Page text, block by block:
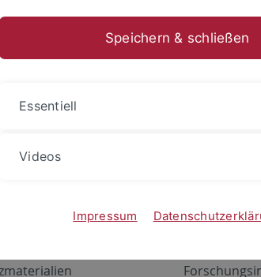
Netzwerk
ALMA
Speichern & schließen
Essentiell
Videos
Impressum